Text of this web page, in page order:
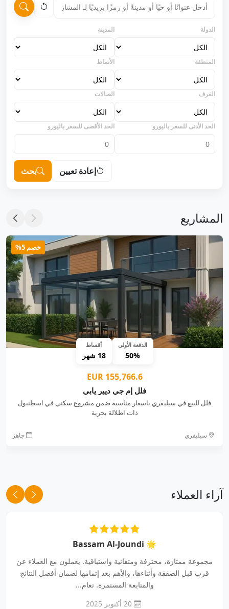
الدولة المدينة
المنطقة الأنماط
الغرف الصالات
الحد الأدنى للسعر باليورو الحد الأقصى للسعر باليورو
إعادة تعيين بحث
المشاريع
خصم 5%
الدفعة الأولى
50%
أقساط
18 شهر
155,766.6 EUR
فلل إم جي ديير يابي
فلل للبيع في سيليفري باسعار مناسبة ضمن مشروع سكني في اسطنبول
ذات اطلالة بحرية
سيليفري جاهز
آراء العملاء
🌟 Bassam Al-Joundi
مجموعة ممتازة، محترفة ومتفانية واستباقية. يعملون مع العملاء عن
قرب قبل الصفقة وأثناءها، والأهم بعد إتمامها لضمان أفضل النتائج
والمتابعة المستمرة. تعام...
20 أكتوبر 2025